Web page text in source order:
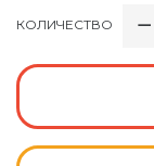
КОЛИЧЕСТВО